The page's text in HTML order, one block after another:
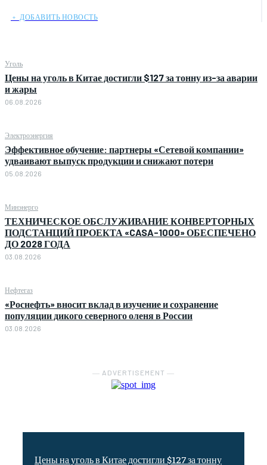
﹢ ДОБАВИТЬ НОВОСТЬ
Уголь
Цены на уголь в Китае достигли $127 за тонну из-за аварии
и жары
06.08.2026
Электроэнергия
Эффективное обучение: партнеры «Сетевой компании»
удваивают выпуск продукции и снижают потери
05.08.2026
Минэнерго
ТЕХНИЧЕСКОЕ ОБСЛУЖИВАНИЕ КОНВЕРТОРНЫХ
ПОДСТАНЦИЙ ПРОЕКТА «CASA-1000» ОБЕСПЕЧЕНО
ДО 2028 ГОДА
03.08.2026
Нефтегаз
«Роснефть» вносит вклад в изучение и сохранение
популяции дикого северного оленя в России
03.08.2026
― ADVERTISEMENT ―
Цены на уголь в Китае достигли $127 за тонну